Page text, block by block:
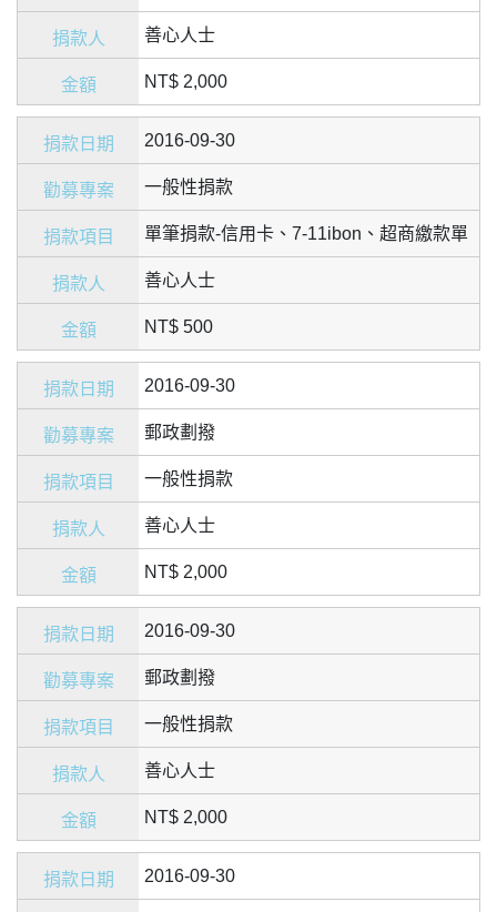
善心人士
NT$ 2,000
2016-09-30
一般性捐款
單筆捐款-信用卡、7-11ibon、超商繳款單
善心人士
NT$ 500
2016-09-30
郵政劃撥
一般性捐款
善心人士
NT$ 2,000
2016-09-30
郵政劃撥
一般性捐款
善心人士
NT$ 2,000
2016-09-30